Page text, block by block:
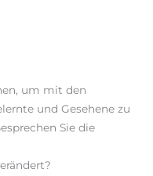
um mit den
und Gesehene zu
Sie die